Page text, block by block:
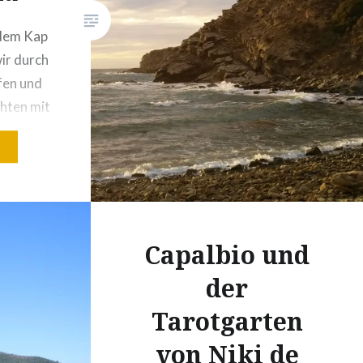
Kap
durch
und
mit
vom
und
der
Capalbio und
der
Tarotgarten
von Niki de